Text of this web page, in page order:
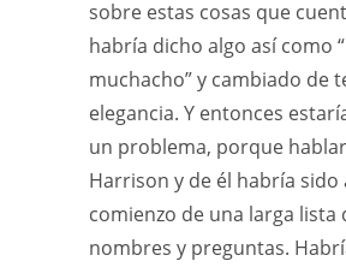
sobre estas cosas que
habría dicho algo así como
muchacho” y cambiado de
elegancia. Y entonces
un problema, porque
Harrison y de él habría sido
comienzo de una larga lista
nombres y preguntas.